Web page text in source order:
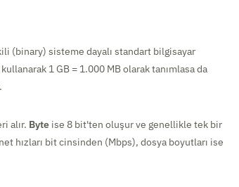
(binary) sisteme dayalı standart bilgisayar
1 GB = 1.000 MB olarak tanımlasa da
alır. Byte ise 8 bit'ten oluşur ve genellikle tek bir
hızları bit cinsinden (Mbps), dosya boyutları ise